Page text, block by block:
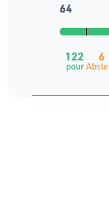
64
122
pour
6